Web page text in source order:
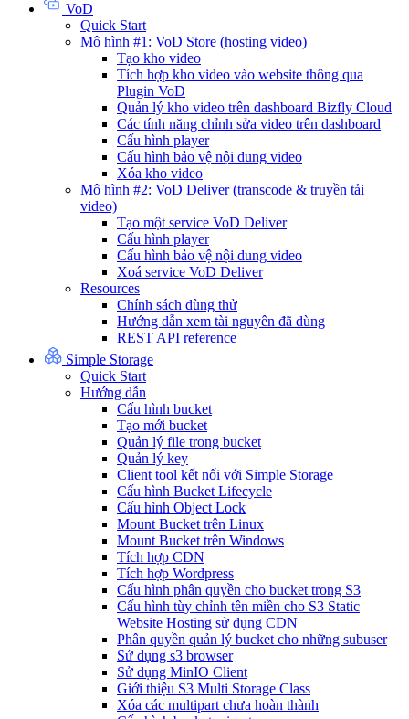
VoD
Quick Start
Mô hình #1: VoD Store (hosting video)
Tạo kho video
Tích hợp kho video vào website thông qua
Plugin VoD
Quản lý kho video trên dashboard Bizfly Cloud
Các tính năng chỉnh sửa video trên dashboard
Cấu hình player
Cấu hình bảo vệ nội dung video
Xóa kho video
Mô hình #2: VoD Deliver (transcode & truyền tải
video)
Tạo một service VoD Deliver
Cấu hình player
Cấu hình bảo vệ nội dung video
Xoá service VoD Deliver
Resources
Chính sách dùng thử
Hướng dẫn xem tài nguyên đã dùng
REST API reference
Simple Storage
Quick Start
Hướng dẫn
Cấu hình bucket
Tạo mới bucket
Quản lý file trong bucket
Quản lý key
Client tool kết nối với Simple Storage
Cấu hình Bucket Lifecycle
Cấu hình Object Lock
Mount Bucket trên Linux
Mount Bucket trên Windows
Tích hợp CDN
Tích hợp Wordpress
Cấu hình phân quyền cho bucket trong S3
Cấu hình tùy chỉnh tên miền cho S3 Static
Website Hosting sử dụng CDN
Phân quyền quản lý bucket cho những subuser
Sử dụng s3 browser
Sử dụng MinIO Client
Giới thiệu S3 Multi Storage Class
Xóa các multipart chưa hoàn thành